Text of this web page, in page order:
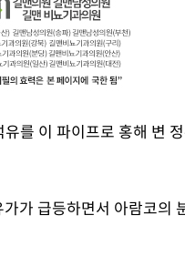
를 이 파이프로 홍해 변
가 급등하면서 아람코의